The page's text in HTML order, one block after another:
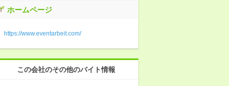
ホームページ
https://www.eventarbeit.com/
この会社のその他のバイト情報